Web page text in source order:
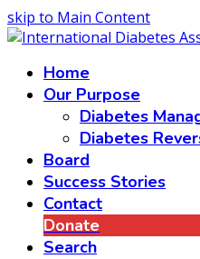
skip to Main Content
Home
Our Purpose
Diabetes
Diabetes
Board
Success Stories
Contact
Donate
Search